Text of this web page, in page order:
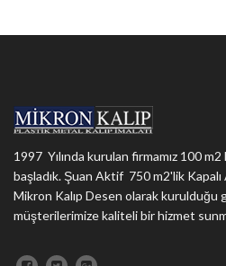
1997 Yılında kurulan firmamız 100
başladık. Şuan Aktif 750 m2'lik
Mikron Kalıp Desen olarak kurulduğu
müşterilerimize kaliteli bir hizmet